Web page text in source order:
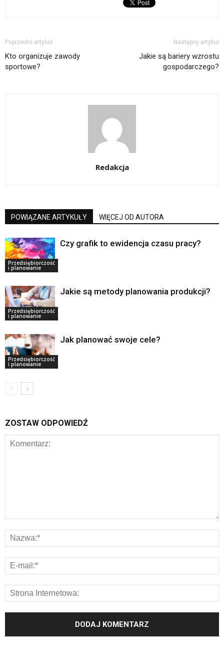
Poprzedni artykuł
Kto organizuje zawody
sportowe?
Następny artykuł
Jakie są bariery wzrostu
gospodarczego?
Redakcja
POWIĄZANE ARTYKUŁY WIĘCEJ OD AUTORA
Przedsiębiorczość
i planowanie
Czy grafik to ewidencja czasu pracy?
Przedsiębiorczość
i planowanie
Jakie są metody planowania produkcji?
Przedsiębiorczość
i planowanie
Jak planować swoje cele?
ZOSTAW ODPOWIEDŹ